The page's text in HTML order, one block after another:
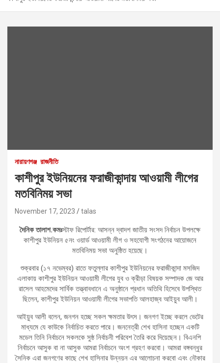
নারায়ণগঞ্জ রাজনীতি
কাশীপুর ইউনিয়নের ফরাজীকান্দায় আওয়ামী লীগের
মতবিনিময় সভা
November 17, 2023 talas
দৈনিক তালাশ.কমঃস্টাফ রিপোর্টার: আসন্ন দ্বাদশ জাতীয় সংসদ নির্বাচন উপলক্ষে
কাশীপুর ইউনিয়ন ৫নং ওয়ার্ড আওয়ামী লীগ ও সহযোগী সংগঠনের আয়োজনে
মতবিনিময় সভা অনুষ্ঠিত হয়েছে।
শুক্রবার (১৭ নভেম্বর) রাতে ফতুল্লার কাশীপুর ইউনিয়নের ফরাজীকান্দা মসজিদ
এলাকায় কাশীপুর ইউনিয়ন আওয়ামী লীগের যুব ও ক্রীড়া বিষয়ক সম্পাদক জে আর
রাসেল আহমেদের সার্বিক তত্ত্বাবধানে এ অনুষ্ঠানে প্রধান অতিথি হিসেবে উপস্থিত
ছিলেন, কাশীপুর ইউনিয়ন আওয়ামী লীগের সভাপতি আলহাজ্ব আইয়ুব আলী।
আইয়ুব আলী বলেন, জনগন হচ্ছে সকল ক্ষমতার উৎস। জনগণ ইচ্ছে করলে ভেটের
মাধ্যমে যে কাউকে নির্বাচিত করতে পারে। জননেত্রী শেখ হাসিনা হচ্ছেন একটি
মডেল তিনি নির্বাচনে সকলকে সুষ্ঠ নির্বাচনী পরিবেশ তৈরি করে দিয়েছেন। বিএনপি
নির্বাচনে আসুক বা না আসুক আমরা নির্বাচনে অংশ গ্রহণ করবো। আমরা বঙ্গবন্ধুর
সৈনিক এরা জনগণের কাছে শেখ হাসিনার উন্নয়ন এর আলোচনা করবো এবং নৌকার